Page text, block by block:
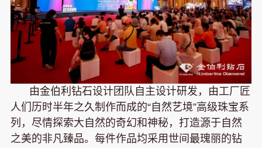
由金伯利钻石设计团队自主设计研发，由工厂匠
人们历时半年之久制作而成的“自然艺境”高级珠宝系
列，尽情探索大自然的奇幻和神秘，打造源于自然
之美的非凡臻品。每件作品均采用世间最瑰丽的钻